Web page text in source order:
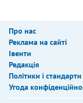
Про нас
Реклама на сайті
Івенти
Редакція
Політики і стандарти
Угода